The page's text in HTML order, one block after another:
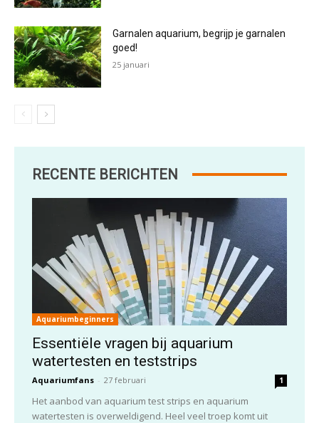
Garnalen aquarium, begrijp je garnalen
goed!
25 januari
RECENTE BERICHTEN
Aquariumbeginners
Essentiële vragen bij aquarium
watertesten en teststrips
Aquariumfans - 27 februari 1
Het aanbod van aquarium test strips en aquarium
watertesten is overweldigend. Heel veel troep komt uit